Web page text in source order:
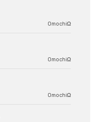
OmochiΩ
OmochiΩ
OmochiΩ